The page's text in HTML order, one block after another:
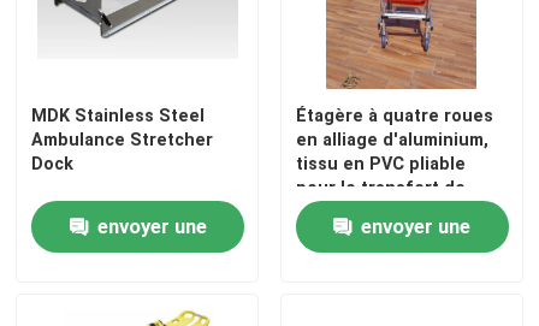
MDK Stainless Steel
Ambulance Stretcher
Dock
envoyer une
Étagère à quatre roues
en alliage d'aluminium,
tissu en PVC pliable
pour le transfert de
patients en urgence
envoyer une